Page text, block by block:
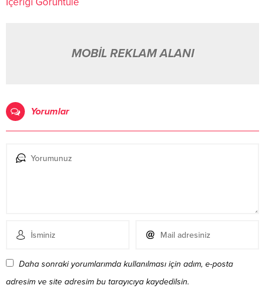
MOBİL REKLAM ALANI
Yorumlar
Daha sonraki yorumlarımda kullanılması için adım, e-posta
adresim ve site adresim bu tarayıcıya kaydedilsin.